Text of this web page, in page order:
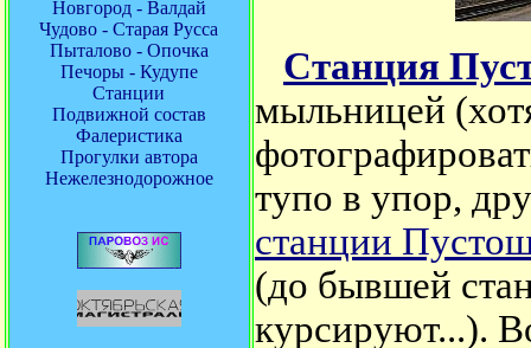
Новгород - Валдай
Чудово - Старая Русса
Пыталово - Опочка
Печоры - Кудупе
Станции
Подвижной состав
Фалеристика
Прогулки автора
Нежелезнодорожное
Станция
мыльницей
тупо в упор,
станции
(до бывшей
курсируют...).